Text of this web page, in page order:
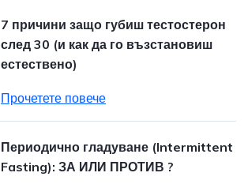
7 причини защо губиш тестостерон
след 30 (и как да го възстановиш
естествено)
Прочетете повече
Периодично гладуване (Intermittent
Fasting): ЗА ИЛИ ПРОТИВ ?